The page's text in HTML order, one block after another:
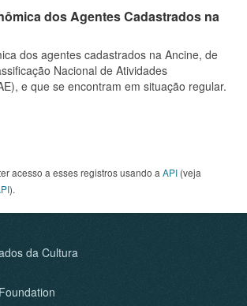
dos Agentes Cadastrados na
dos agentes cadastrados na Ancine, de
Nacional de Atividades
e que se encontram em situação regular.
acesso a esses registros usando a API (veja
).
da Cultura